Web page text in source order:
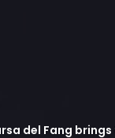
del Fang